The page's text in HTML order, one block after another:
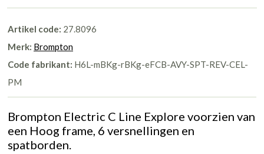
Artikel code: 27.8096
Merk: Brompton
Code fabrikant: H6L-mBKg-rBKg-eFCB-AVY-SPT-REV-CEL-
PM
Brompton Electric C Line Explore voorzien van
een Hoog frame, 6 versnellingen en
spatborden.